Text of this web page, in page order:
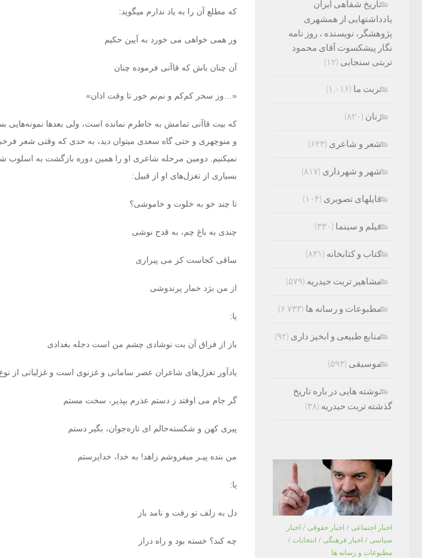
که‏ مطلع آن را به یاد ندارم می‏گوید:
ور همی خواهی می‏ خورد به آیین حکیم‏
آن چنان باش که قاآنی فرموده چنان‏
«…وز سحر کم‌کم و نم‌نم خور تا وقت اذان»
که بیت قاآنی تمامش به خاطرم نمانده است، ولی بعدها نمونه‌هایی
و منوچهری و حتی گاه سعدی می‏توان دید، به حدی که وقتی شعر
‏نمی‏کنیم. دومین مرحله شاعری او را همین دوره بازگشت به اسلوب
بسیاری از تغزل‌های او از قبیل:
تا چند خو به خلوت و خاموشی؟‏
چندی به باغ چم، به قدح نوشی‏
ساقی کجاست کز می ‏پیراری‏
از من برَد خمار پرندوشی‏
یا:
باز از فراق آن بت نوشادی‏ چشم من است دجله بغدادی‏
یادآور تغزل‌های شاعران عصر سامانی و غزنوی است و غزلیاتی از
گر جام می ‏اوفتد ز دستم‏ عذرم بپذیر، سخت مستم‏
پیری کهن و شکسته‌حالم ای تازه‌جوان، بگیر دستم‏
من بنده پیـر میفروشم‏ زاهد! به خدا، خداپرستم‏
یا:
دل به زلف تو رفت و نامد باز
چه کند؟ خسته بود و راه دراز
تاریخ شفاهی ایران
یادداشتهایی از همشهری
پژوهشگر، نویسنده ، روز نامه
نگار پیشکسوت آقای محمود
تربتی سنجابی (۱۲)
تربت ما (۱,۰۱۶)
زنان (۸۲۰)
شعر و شاعری (۶۲۳)
شهر و شهرداری (۸۱۷)
فایلهای تصویری (۱۰۴)
فیلم و سینما (۳۳۰)
کتاب و کتابخانه (۸۳۱)
مشاهیر تربت حیدریه (۵۷۹)
مطبوعات و رسانه ها (۶,۷۳۳)
منابع طبیعی و ابخیز داری (۹۲)
موسیقی (۵۹۳)
نوشته هایی در باره تاریخ
گذشته تربت حیدریه (۳۸)
اخبار اجتماعی / اخبار حقوقی / اخبار
سیاسی / اخبار فرهنگی / انتخابات /
مطبوعات و رسانه ها